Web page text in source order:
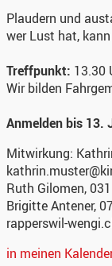
Plaudern und
wer Lust hat,
Treffpunkt: 13.30
Wir bilden
Anmelden bis 13.
Mitwirkung:
Ruth Gilomen,
Brigitte Antener,
rapperswil-
in meinen